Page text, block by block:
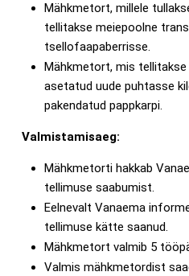
Mähkmetort, millele
tellitakse meiepoolne
tsellofaapaberrisse.
Mähkmetort, mis
asetatud uude puhtasse
pakendatud pappkarpi.
Valmistamisaeg:
Mähkmetorti hakkab
tellimuse saabumist.
Eelnevalt Vanaema
tellimuse kätte saanud.
Mähkmetort valmib 5
Valmis mähkmetordist